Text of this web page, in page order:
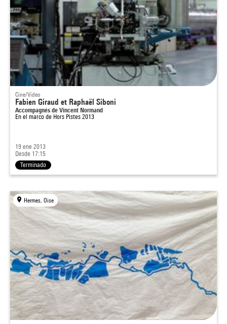
Cine/Video
Fabien Giraud et Raphaël Siboni
Accompagnés de Vincent Normand
En el marco de Hors Pistes 2013
19 ene 2013
Desde 17:15
Terminado
Hermes, Oise